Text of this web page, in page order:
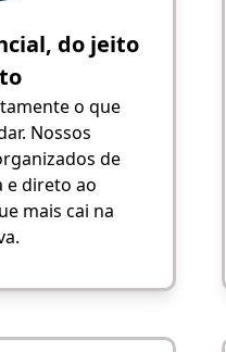
do jeito
o que
Nossos
de
e direto ao
mais cai na